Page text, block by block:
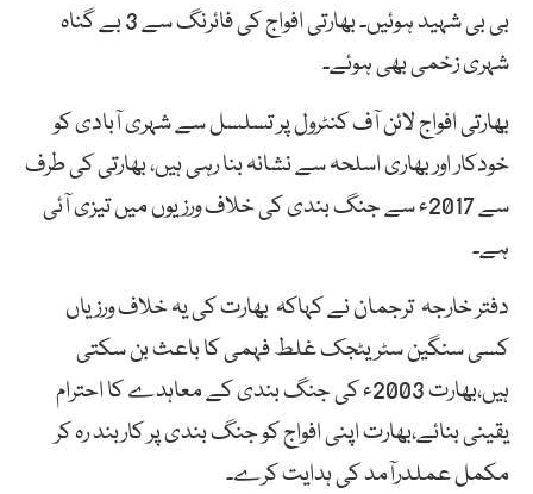
بی بی شہید ہوئیں۔ بھارتی افواج کی فائرنگ سے 3 بے گناہ
شہری زخمی بھی ہوئے۔
بھارتی افواج لائن آف کنٹرول پر تسلسل سے شہری آبادی کو
خودکار اور بھاری اسلحہ سے نشانہ بنا رہی ہیں، بھارتی کی طرف
سے 2017ء سے جنگ بندی کی خلاف ورزیوں میں تیزی آئی
ہے۔
دفتر خارجہ ترجمان نے کہاکہ بھارت کی یہ خلاف ورزیاں
کسی سنگین سٹریٹجک غلط فہمی کا باعث بن سکتی
ہیں،بھارت 2003ء کی جنگ بندی کے معاہدے کا احترام
یقینی بنائے،بھارت اپنی افواج کو جنگ بندی پر کاربند رہ کر
مکمل عملدرآمد کی ہدایت کرے۔